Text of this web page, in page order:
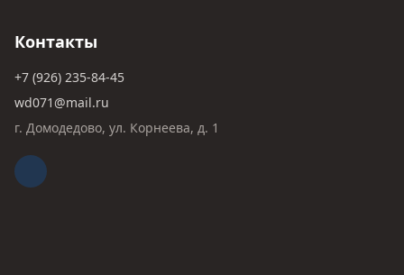
Контакты
+7 (926) 235-84-45
wd071@mail.ru
г. Домодедово, ул. Корнеева, д. 1